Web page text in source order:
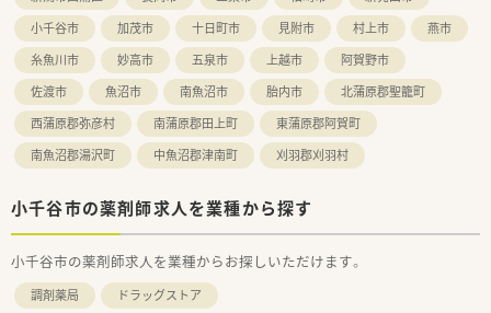
■法人全体として社員同士の仲が非常に良く、困ったことや悩み
があればすぐに相談できる風通しの良さがあります。
小千谷市
加茂市 十日町市 見附市 村上市
燕市
糸魚川市
妙高市 五泉市 上越市
阿賀野市
佐渡市
魚沼市 南魚沼市 胎内市
北蒲原郡聖籠町
西蒲原郡弥彦村
南蒲原郡田上町
東蒲原郡阿賀町
南魚沼郡湯沢町
中魚沼郡津南町 刈羽郡刈羽村
小千谷市の薬剤師求人を業種から探す
小千谷市の薬剤師求人を業種からお探しいただけます。
調剤薬局 ドラッグストア